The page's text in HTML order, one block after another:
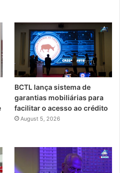
BCTL lança sistema de
garantias mobiliárias para
facilitar o acesso ao crédito
August 5, 2026